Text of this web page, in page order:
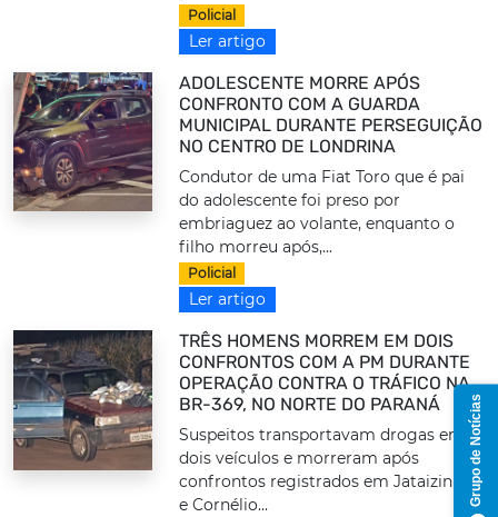
Policial
Ler artigo
ADOLESCENTE MORRE APÓS
CONFRONTO COM A GUARDA
MUNICIPAL DURANTE PERSEGUIÇÃO
NO CENTRO DE LONDRINA
Condutor de uma Fiat Toro que é pai
do adolescente foi preso por
embriaguez ao volante, enquanto o
filho morreu após,...
Policial
Ler artigo
TRÊS HOMENS MORREM EM DOIS
CONFRONTOS COM A PM DURANTE
OPERAÇÃO CONTRA O TRÁFICO NA
BR-369, NO NORTE DO PARANÁ
Suspeitos transportavam drogas em
dois veículos e morreram após
confrontos registrados em Jataizinho
e Cornélio...
Grupo de Notícias